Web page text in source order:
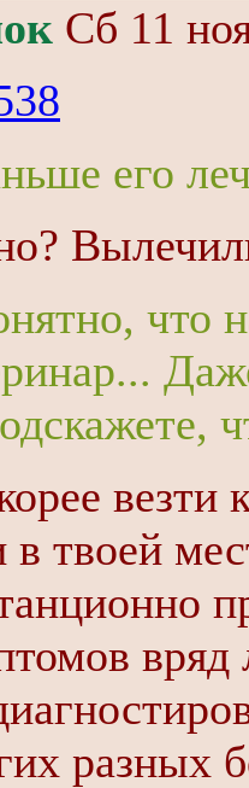
Сб 11
его
что
везти
в твоей
вряд
разных